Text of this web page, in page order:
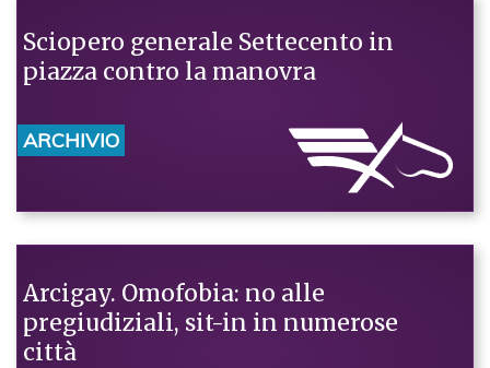
Sciopero generale Settecento in
piazza contro la manovra
ARCHIVIO
Arcigay. Omofobia: no alle
pregiudiziali, sit-in in numerose
città